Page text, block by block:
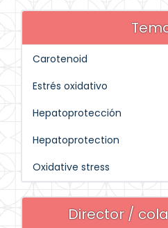
Carotenoid
Estrés oxidativo
Hepatoprotección
Hepatoprotection
Oxidative stress
Director /